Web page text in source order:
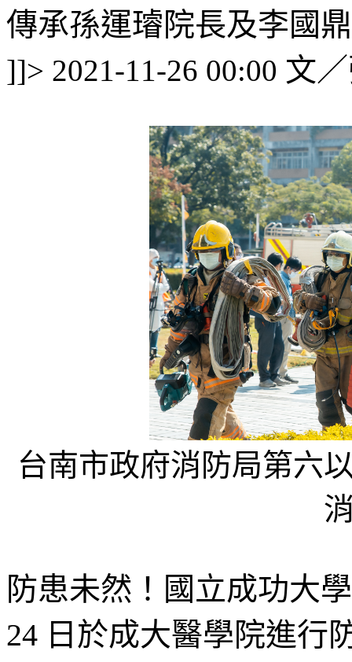
傳承孫運璿院長及李國
]]> 2021-11-26 00:00 文
台南市政府消防局第六
防患未然！國立成功大
24 日於成大醫學院進行